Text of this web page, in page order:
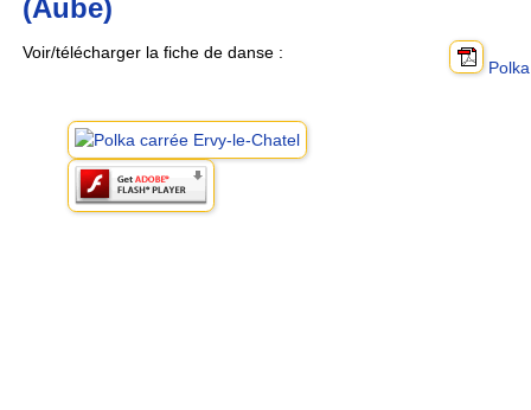
(Aube)
Polka
Voir/télécharger la fiche de danse :